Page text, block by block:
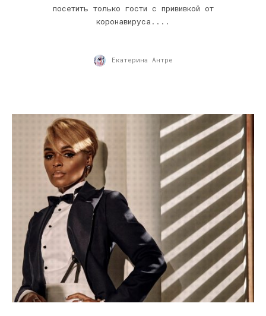
посетить только гости с прививкой от
коронавируса....
Екатерина Антре